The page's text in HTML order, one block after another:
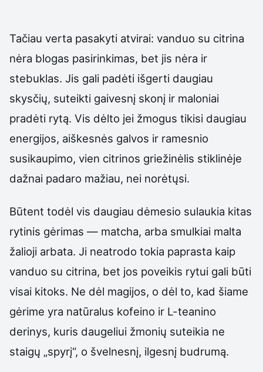
Tačiau verta pasakyti atvirai: vanduo su citrina
nėra blogas pasirinkimas, bet jis nėra ir
stebuklas. Jis gali padėti išgerti daugiau
skysčių, suteikti gaivesnį skonį ir maloniai
pradėti rytą. Vis dėlto jei žmogus tikisi daugiau
energijos, aiškesnės galvos ir ramesnio
susikaupimo, vien citrinos griežinėlis stiklinėje
dažnai padaro mažiau, nei norėtųsi.
Būtent todėl vis daugiau dėmesio sulaukia kitas
rytinis gėrimas — matcha, arba smulkiai malta
žalioji arbata. Ji neatrodo tokia paprasta kaip
vanduo su citrina, bet jos poveikis rytui gali būti
visai kitoks. Ne dėl magijos, o dėl to, kad šiame
gėrime yra natūralus kofeino ir L-teanino
derinys, kuris daugeliui žmonių suteikia ne
staigų „spyrį“, o švelnesnį, ilgesnį budrumą.